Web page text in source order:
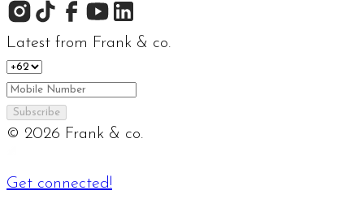
Latest from Frank & co.
Subscribe
© 2026 Frank & co.
Get connected!